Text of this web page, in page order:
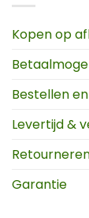
Kopen op
Bestellen
Levertijd &
Garantie